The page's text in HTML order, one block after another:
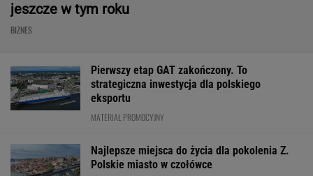
jeszcze w tym roku
BIZNES
Pierwszy etap GAT zakończony. To
strategiczna inwestycja dla polskiego
eksportu
MATERIAŁ PROMOCYJNY
Najlepsze miejsca do życia dla pokolenia Z.
Polskie miasto w czołówce